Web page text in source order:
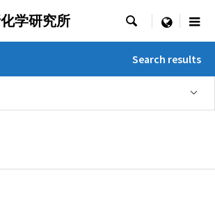
学研究所  menu
Search results